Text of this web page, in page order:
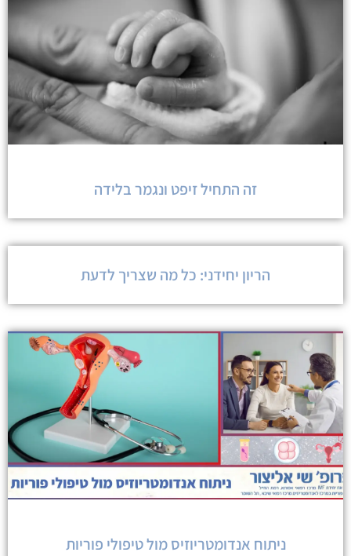
זה התחיל זיפט ונגמר בלידה
הריון יחידני: כל מה שצריך לדעת
ניתוח אנדומטריוזיס מול טיפולי פוריות